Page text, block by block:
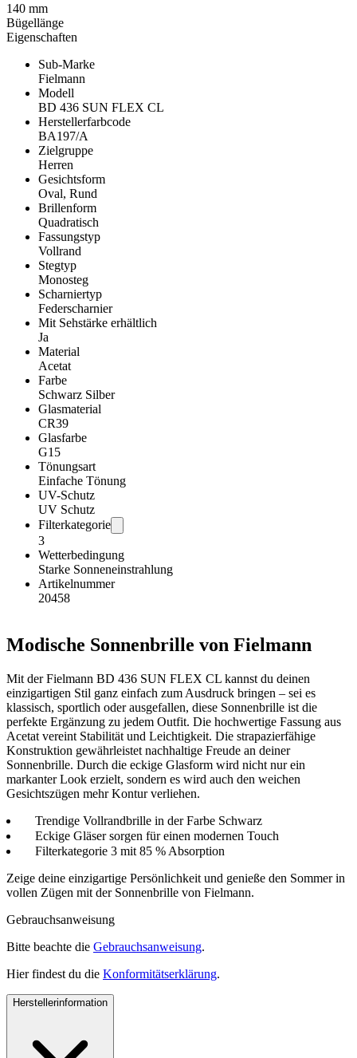
Eigenschaften
Sub-Marke
Fielmann
Modell
BD 436 SUN FLEX CL
Herstellerfarbcode
BA197/A
Zielgruppe
Herren
Gesichtsform
Oval, Rund
Brillenform
Quadratisch
Fassungstyp
Vollrand
Stegtyp
Monosteg
Scharniertyp
Federscharnier
Mit Sehstärke erhältlich
Ja
Material
Acetat
Farbe
Schwarz Silber
Glasmaterial
CR39
Glasfarbe
G15
Tönungsart
Einfache Tönung
UV-Schutz
UV Schutz
Filterkategorie
3
Wetterbedingung
Starke Sonneneinstrahlung
Artikelnummer
20458
Modische Sonnenbrille von Fielmann
Mit der Fielmann BD 436 SUN FLEX CL kannst du deinen
einzigartigen Stil ganz einfach zum Ausdruck bringen – sei es
klassisch, sportlich oder ausgefallen, diese Sonnenbrille ist die
perfekte Ergänzung zu jedem Outfit. Die hochwertige Fassung aus
Acetat vereint Stabilität und Leichtigkeit. Die strapazierfähige
Konstruktion gewährleistet nachhaltige Freude an deiner
Sonnenbrille. Durch die eckige Glasform wird nicht nur ein
markanter Look erzielt, sondern es wird auch den weichen
Gesichtszügen mehr Kontur verliehen.
Trendige Vollrandbrille in der Farbe Schwarz
Eckige Gläser sorgen für einen modernen Touch
Filterkategorie 3 mit 85 % Absorption
Zeige deine einzigartige Persönlichkeit und genieße den Sommer in
vollen Zügen mit der Sonnenbrille von Fielmann.
Gebrauchsanweisung
Bitte beachte die Gebrauchsanweisung.
Hier findest du die Konformitätserklärung.
Herstellerinformation
140 mm
Bügellänge